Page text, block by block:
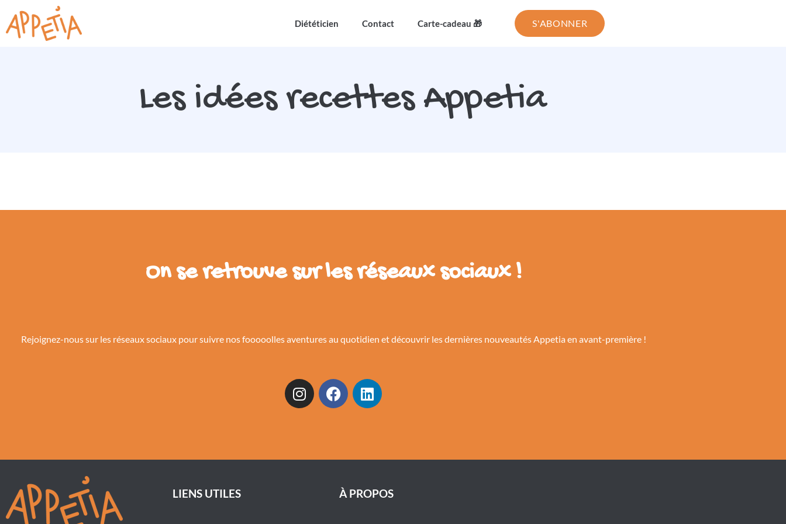
Diététicien Contact Carte-cadeau 🎁 S'ABONNER
Les idées recettes Appetia
On se retrouve sur les réseaux sociaux !
Rejoignez-nous sur les réseaux sociaux pour suivre nos fooooolles aventures au quotidien et découvrir les dernières nouveautés Appetia en avant-première !
LIENS UTILES À PROPOS